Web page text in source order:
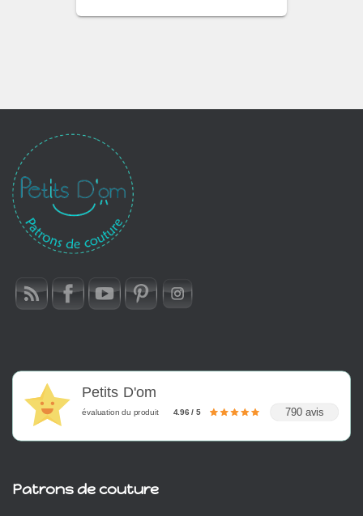
Petits D'om
évaluation du produit 4.96 / 5 790 avis
Patrons de couture